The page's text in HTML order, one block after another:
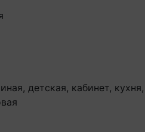
детская, кабинет, кухня,